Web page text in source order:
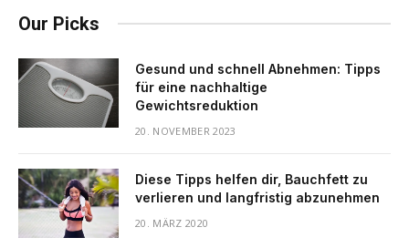
Our Picks
Gesund und schnell Abnehmen: Tipps
für eine nachhaltige
Gewichtsreduktion
20. NOVEMBER 2023
Diese Tipps helfen dir, Bauchfett zu
verlieren und langfristig abzunehmen
20. MÄRZ 2020